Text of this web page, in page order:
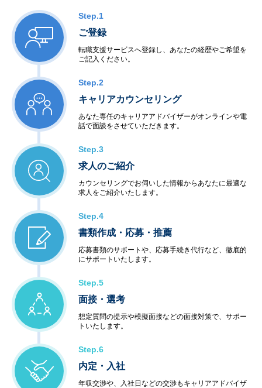
Step.1
ご登録
転職支援サービスへ登録し、あなたの経歴やご希望を
ご記入ください。
Step.2
キャリアカウンセリング
あなた専任のキャリアアドバイザーがオンラインや電
話で面談をさせていただきます。
Step.3
求人のご紹介
カウンセリングでお伺いした情報からあなたに最適な
求人をご紹介いたします。
Step.4
書類作成・応募・推薦
応募書類のサポートや、応募手続き代行など、徹底的
にサポートいたします。
Step.5
面接・選考
想定質問の提示や模擬面接などの面接対策で、サポー
トいたします。
Step.6
内定・入社
年収交渉や、入社日などの交渉もキャリアアドバイザ